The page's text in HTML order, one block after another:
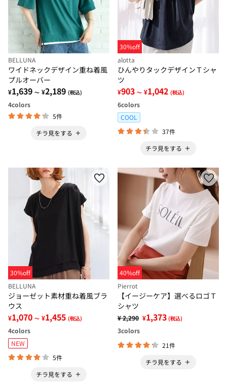
BELLUNA
ワイドネックデザイン重ね着風
プルオーバー
¥1,639 ～ ¥2,189 (税込)
4colors
5件
チラ見をする
30%off
alotta
ひんやりタックデザインＴシャ
ツ
¥903 ～ ¥1,042 (税込)
6colors
COOL
37件
チラ見をする
30%off
BELLUNA
ジョーゼット素材重ね着風ブラ
ウス
¥1,070 ～ ¥1,455 (税込)
4colors
NEW
5件
チラ見をする
40%off
Pierrot
【イージーケア】選べるロゴＴ
シャツ
¥ 2,290 ¥1,373 (税込)
3colors
21件
チラ見をする